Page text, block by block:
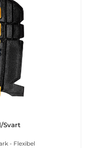
Svart
- Flexibel